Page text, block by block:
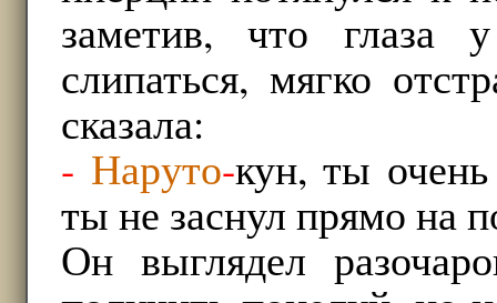
заметив, что
слипаться, мягко
сказала:
- Наруто-кун, ты
ты не заснул прямо на
Он выглядел